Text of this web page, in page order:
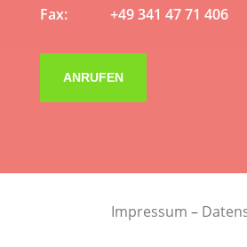
Fax: +49 341 47 71 406
ANRUFEN
Impressum –